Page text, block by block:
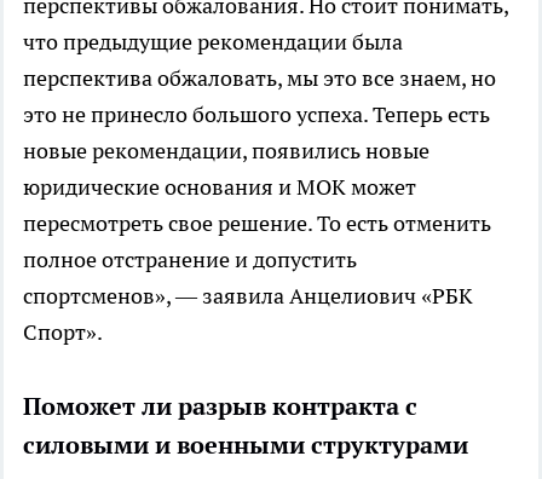
что предыдущие рекомендации была
перспектива обжаловать, мы это все знаем, но
это не принесло большого успеха. Теперь есть
новые рекомендации, появились новые
юридические основания и МОК может
пересмотреть свое решение. То есть отменить
полное отстранение и допустить
спортсменов», — заявила Анцелиович «РБК
Спорт».
Поможет ли разрыв контракта с
силовыми и военными структурами